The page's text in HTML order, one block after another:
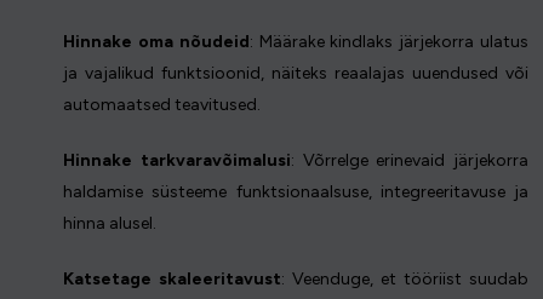
Hinnake oma nõudeid: Määrake kindlaks järjekorra ulatus
ja vajalikud funktsioonid, näiteks reaalajas uuendused või
automaatsed teavitused.
Hinnake tarkvaravõimalusi: Võrrelge erinevaid järjekorra
haldamise süsteeme funktsionaalsuse, integreeritavuse ja
hinna alusel.
Katsetage skaleeritavust: Veenduge, et tööriist suudab